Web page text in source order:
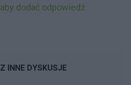
dodać odpowiedź
INNE DYSKUSJE